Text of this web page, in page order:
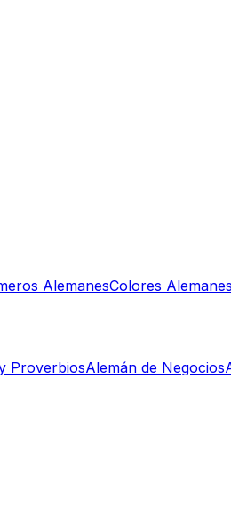
AlemanesColores Alemanes
ProverbiosAlemán de Negocios